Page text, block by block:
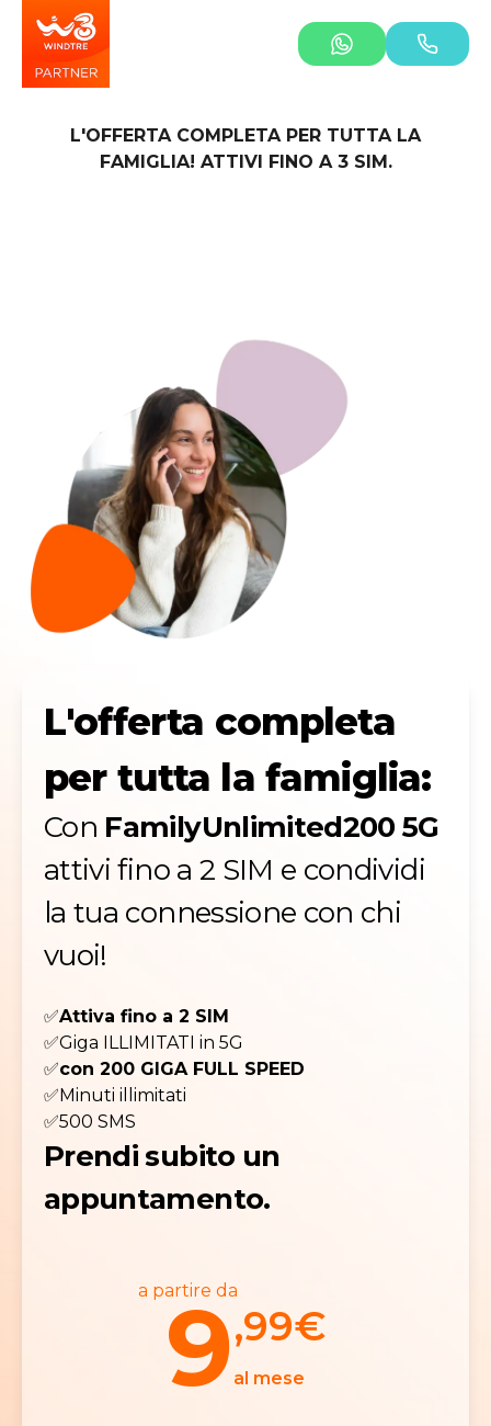
L'OFFERTA COMPLETA PER TUTTA LA
FAMIGLIA! ATTIVI FINO A 3 SIM.
L'offerta completa
per tutta la famiglia:
Con FamilyUnlimited200 5G
attivi fino a 2 SIM e condividi
la tua connessione con chi
vuoi!
✅Attiva fino a 2 SIM
✅Giga ILLIMITATI in 5G
✅con 200 GIGA FULL SPEED
✅Minuti illimitati
✅500 SMS
Prendi subito un
appuntamento.
a partire da
9,99€
al mese